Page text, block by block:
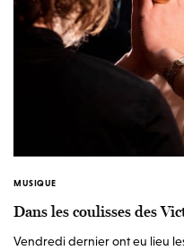
MUSIQUE
Dans les coulisses des
Vendredi dernier ont eu lieu